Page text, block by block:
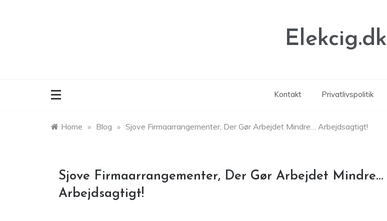
Elekcig.dk
Kontakt Privatlivspolitik
Home » Blog » Sjove Firmaarrangementer, Der Gør Arbejdet Mindre… Arbejdsagtigt!
Sjove Firmaarrangementer, Der Gør Arbejdet Mindre…
Arbejdsagtigt!